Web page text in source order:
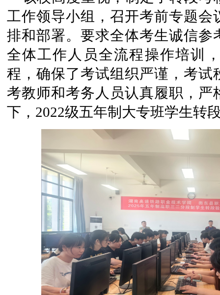
工作领导小组，召开考前专题
排和部署。 要求全体考生诚信参
全体工作人员全流程操作培训
程，确保了考试组织严谨，考
考教师和考务人员认真履职，
下，2022级五年制大专班学生转